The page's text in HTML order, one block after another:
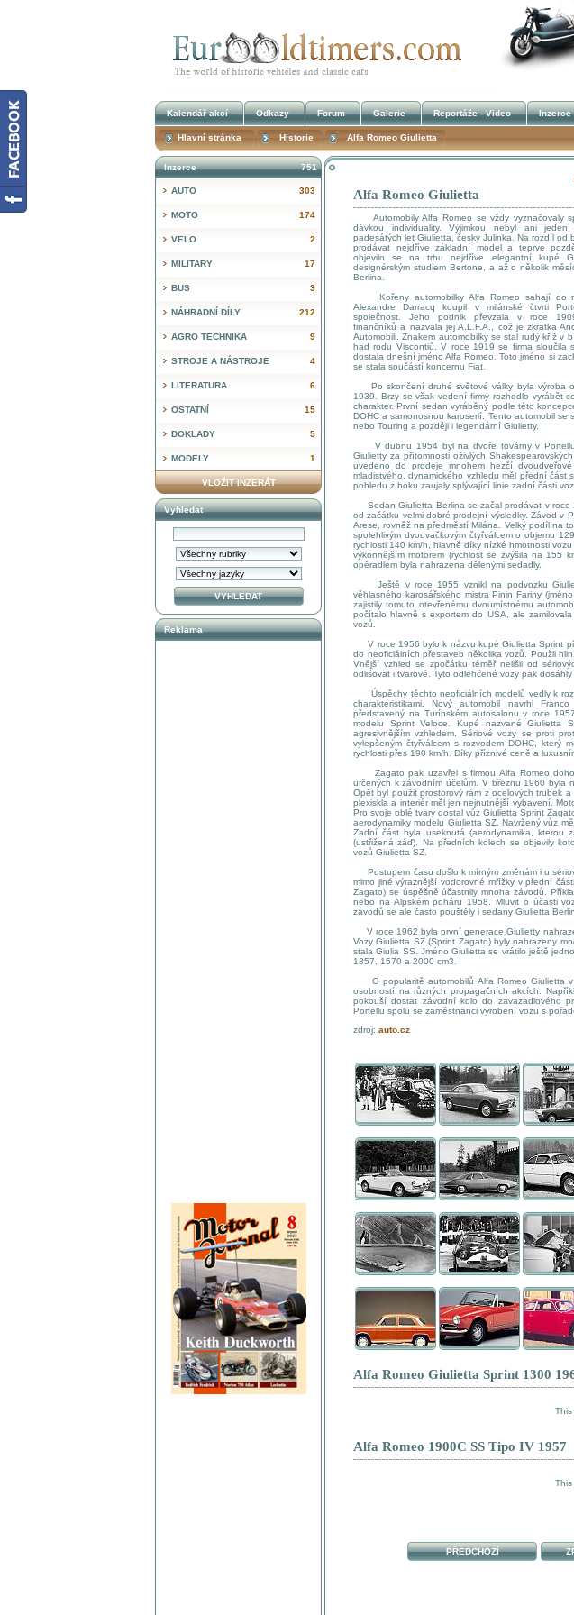
Alfa Romeo Giulietta
Automobily Alfa Romeo se vždy vyznačovaly
dávkou individuality. Výjimkou nebyl ani jeden
padesátých let Giulietta, česky Julinka. Na rozdíl od
prodávat nejdříve základní model a teprve
objevilo se na trhu nejdříve elegantní kupé
designérským studiem Bertone, a až o několik
Berlina.
Kořeny automobilky Alfa Romeo sahají do
Alexandre Darracq koupil v milánské čtvrti
společnost. Jeho podnik převzala v roce
finančníků a nazvala jej A.L.F.A., což je zkratka
Automobili. Znakem automobilky se stal rudý kříž v
had rodu Viscontiů. V roce 1919 se firma sloučila
dostala dnešní jméno Alfa Romeo. Toto jméno si
se stala součástí koncernu Fiat.
Po skončení druhé světové války byla výroba
1939. Brzy se však vedení firmy rozhodlo vyrábět
charakter. První sedan vyráběný podle této
DOHC a samonosnou karoserií. Tento automobil se
nebo Touring a později i legendární Giulietty.
V dubnu 1954 byl na dvoře továrny v Portellu
Giulietty za přítomnosti oživlých
uvedeno do prodeje mnohem hezčí
mladistvého, dynamického vzhledu měl přední
pohledu z boku zaujaly splývající linie zadní části
Sedan Giulietta Berlina se začal prodávat v roce
od začátku velmi dobré prodejní výsledky. Závod v
Arese, rovněž na předměstí Milána. Velký podíl na
spolehlivým dvouvačkovým čtyřválcem o objemu
rychlosti 140 km/h, hlavně díky nízké hmotnosti
výkonnějším motorem (rychlost se zvýšila na 155
opěradlem byla nahrazena dělenými sedadly.
Ještě v roce 1955 vznikl na podvozku
věhlasného karosářského mistra Pinin Fariny
zajistily tomuto otevřenému dvoumístnému
počítalo hlavně s exportem do USA, ale
vozů.
V roce 1956 bylo k názvu kupé Giulietta Sprint
do neoficiálních přestaveb několika vozů. Použil
Vnější vzhled se zpočátku téměř nelišil od
odlišovat i tvarově. Tyto odlehčené vozy pak
Úspěchy těchto neoficiálních modelů vedly k
charakteristikami. Nový automobil navrhl
představený na Turínském autosalonu v roce
modelu Sprint Veloce. Kupé nazvané Giulietta
agresivnějším vzhledem. Sériové vozy se proti
vylepšeným čtyřválcem s rozvodem DOHC, který
rychlosti přes 190 km/h. Díky příznivé ceně a
Zagato pak uzavřel s firmou Alfa Romeo
určených k závodním účelům. V březnu 1960 byla
Opět byl použit prostorový rám z ocelových trubek
plexiskla a interiér měl jen nejnutnější vybavení.
Pro svoje oblé tvary dostal vůz Giulietta Sprint
aerodynamiky modelu Giulietta SZ. Navržený vůz
Zadní část byla useknutá (aerodynamika, kterou
(ustřižená záď). Na předních kolech se objevily
vozů Giulietta SZ.
Postupem času došlo k mírným změnám i u
mimo jiné výraznější vodorovné mřížky v přední
Zagato) se úspěšně účastnily mnoha závodů.
nebo na Alpském poháru 1958. Mluvit o účasti
závodů se ale často pouštěly i sedany Giulietta
V roce 1962 byla první generace Giulietty
Vozy Giulietta SZ (Sprint Zagato) byly nahrazeny
stala Giulia SS. Jméno Giulietta se vrátilo ještě
1357, 1570 a 2000 cm3.
O popularitě automobilů Alfa Romeo Giulietta v
osobností na různých propagačních akcích.
pokouší dostat závodní kolo do zavazadlového
Portellu spolu se zaměstnanci vyrobení vozu s
zdroj: auto.cz
Alfa Romeo Giulietta Sprint 1300
Alfa Romeo 1900C SS Tipo IV 1957
PŘEDCHOZÍ
751
Inzerce
303
AUTO
174
MOTO
2
VELO
17
MILITARY
3
BUS
212
NÁHRADNÍ DÍLY
9
AGRO TECHNIKA
4
STROJE A NÁSTROJE
6
LITERATURA
15
OSTATNÍ
5
DOKLADY
1
MODELY
VLOŽIT INZERÁT
Vyhledat
Reklama
Kalendář akcí Odkazy Forum Galerie Reportáže - Video Inzerce
Hlavní stránka Historie Alfa Romeo Giulietta